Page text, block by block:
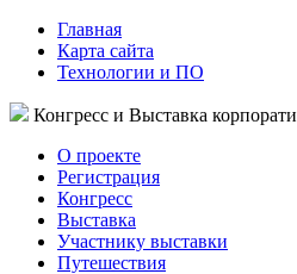
Главная
Карта сайта
Технологии и ПО
Конгресс и Выставка
О проекте
Регистрация
Конгресс
Выставка
Участнику выставки
Путешествия